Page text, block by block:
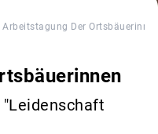
Arbeitstagung Der